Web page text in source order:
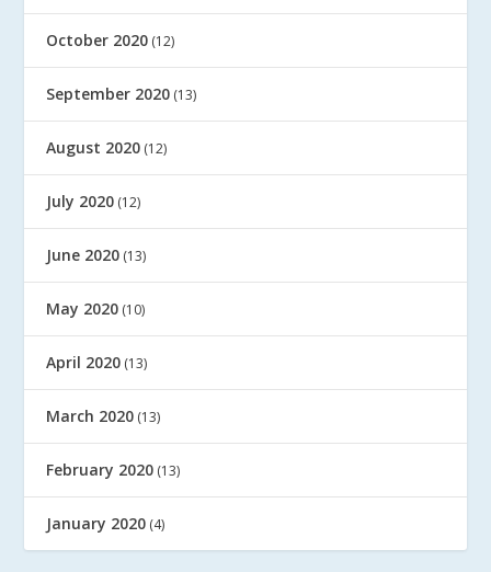
October 2020 (12)
September 2020 (13)
August 2020 (12)
July 2020 (12)
June 2020 (13)
May 2020 (10)
April 2020 (13)
March 2020 (13)
February 2020 (13)
January 2020 (4)